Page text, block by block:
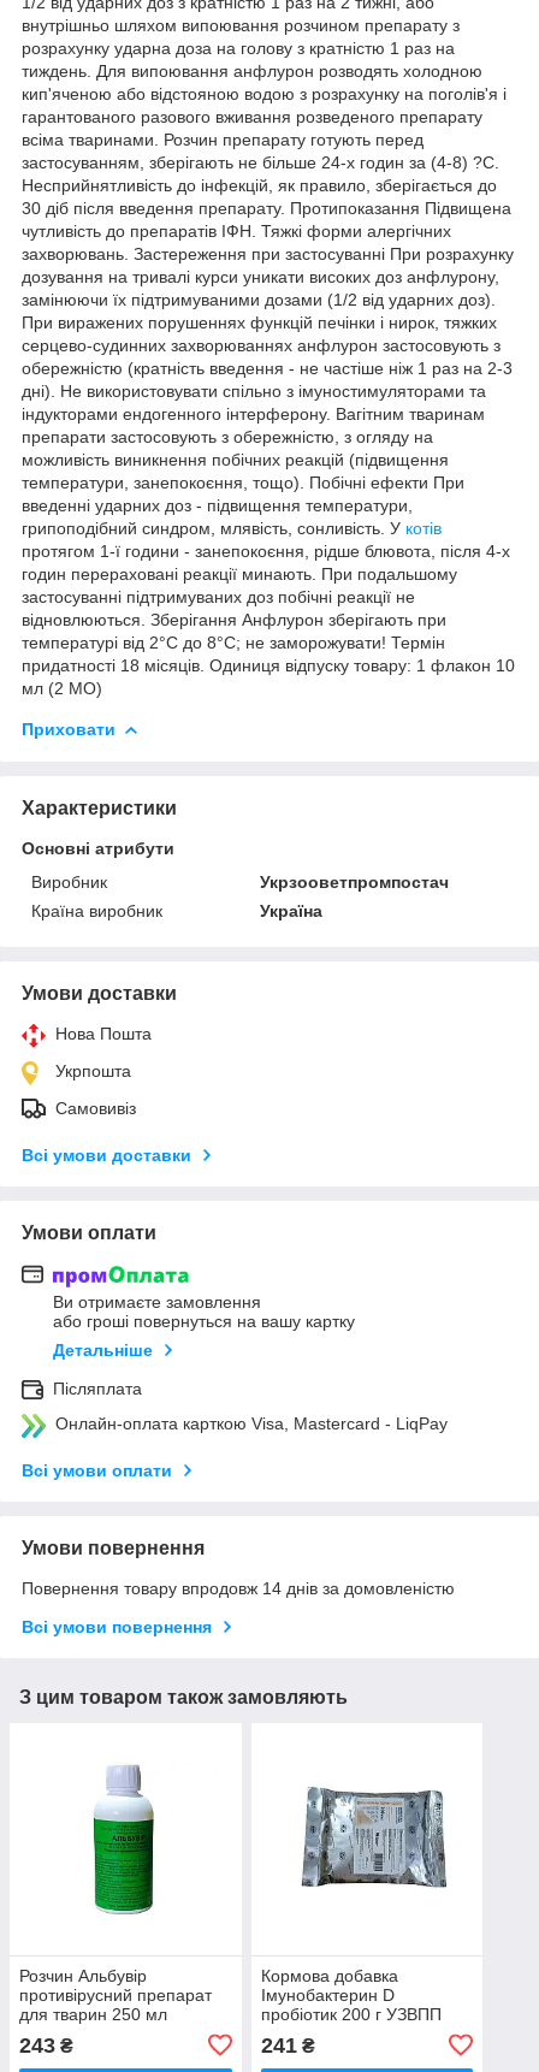
внутрішньо шляхом випоювання розчином препарату з
розрахунку ударна доза на голову з кратністю 1 раз на
тиждень. Для випоювання анфлурон розводять холодною
кип'яченою або відстояною водою з розрахунку на поголів'я і
гарантованого разового вживання розведеного препарату
всіма тваринами. Розчин препарату готують перед
застосуванням, зберігають не більше 24-х годин за (4-8) ?С.
Несприйнятливість до інфекцій, як правило, зберігається до
30 діб після введення препарату. Протипоказання Підвищена
чутливість до препаратів ІФН. Тяжкі форми алергічних
захворювань. Застереження при застосуванні При розрахунку
дозування на тривалі курси уникати високих доз анфлурону,
замінюючи їх підтримуваними дозами (1/2 від ударних доз).
При виражених порушеннях функцій печінки і нирок, тяжких
серцево-судинних захворюваннях анфлурон застосовують з
обережністю (кратність введення - не частіше ніж 1 раз на 2-3
дні). Не використовувати спільно з імуностимуляторами та
індукторами ендогенного інтерферону. Вагітним тваринам
препарати застосовують з обережністю, з огляду на
можливість виникнення побічних реакцій (підвищення
температури, занепокоєння, тощо). Побічні ефекти При
введенні ударних доз - підвищення температури,
грипоподібний синдром, млявість, сонливість. У котів
протягом 1-ї години - занепокоєння, рідше блювота, після 4-х
годин перераховані реакції минають. При подальшому
застосуванні підтримуваних доз побічні реакції не
відновлюються. Зберігання Анфлурон зберігають при
температурі від 2°С до 8°С; не заморожувати! Термін
придатності 18 місяців. Одиниця відпуску товару: 1 флакон 10
мл (2 МО)
Приховати
Характеристики
Основні атрибути
Виробник
Укрзооветпромпостач
Країна виробник
Україна
Умови доставки
Нова Пошта
Укрпошта
Самовивіз
Всі умови доставки
Умови оплати
Ви отримаєте замовлення
або гроші повернуться на вашу картку
Детальніше
Післяплата
Онлайн-оплата карткою Visa, Mastercard - LiqPay
Всі умови оплати
Умови повернення
Повернення товару впродовж 14 днів за домовленістю
Всі умови повернення
З цим товаром також замовляють
Розчин Альбувір
противірусний препарат
для тварин 250 мл
243 ₴
Кормова добавка
Імунобактерин D
пробіотик 200 г УЗВПП
241₴